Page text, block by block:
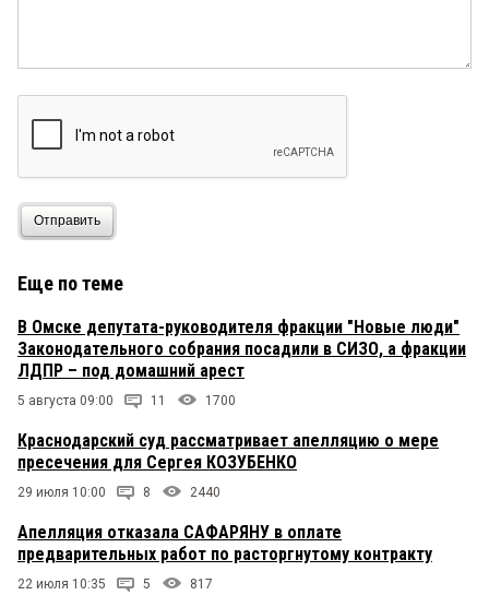
Отправить
Еще по теме
В Омске депутата-руководителя фракции "Новые люди"
Законодательного собрания посадили в СИЗО, а фракции
ЛДПР – под домашний арест
5 августа 09:00 11 1700
Краснодарский суд рассматривает апелляцию о мере
пресечения для Сергея КОЗУБЕНКО
29 июля 10:00 8 2440
Апелляция отказала САФАРЯНУ в оплате
предварительных работ по расторгнутому контракту
22 июля 10:35 5 817